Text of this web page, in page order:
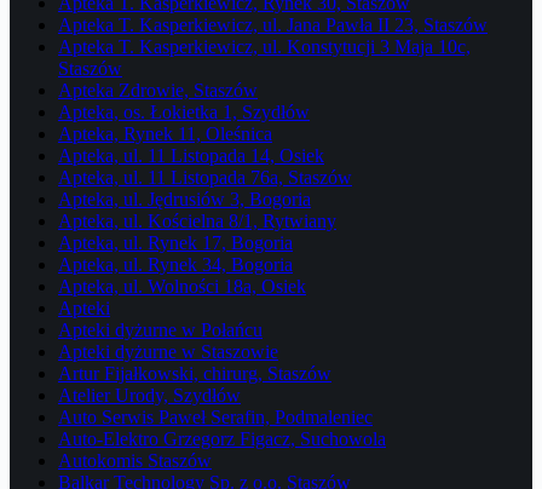
Apteka T. Kasperkiewicz, ul. Jana Pawła II 23, Staszów
Apteka T. Kasperkiewicz, ul. Konstytucji 3 Maja 10c,
Staszów
Apteka Zdrowie, Staszów
Apteka, os. Łokietka 1, Szydłów
Apteka, Rynek 11, Oleśnica
Apteka, ul. 11 Listopada 14, Osiek
Apteka, ul. 11 Listopada 76a, Staszów
Apteka, ul. Jędrusiów 3, Bogoria
Apteka, ul. Kościelna 8/1, Rytwiany
Apteka, ul. Rynek 17, Bogoria
Apteka, ul. Rynek 34, Bogoria
Apteka, ul. Wolności 18a, Osiek
Apteki
Apteki dyżurne w Połańcu
Apteki dyżurne w Staszowie
Artur Fijałkowski, chirurg, Staszów
Atelier Urody, Szydłów
Auto Serwis Paweł Serafin, Podmaleniec
Auto-Elektro Grzegorz Figacz, Suchowola
Autokomis Staszów
Balkar Technology Sp. z o.o. Staszów